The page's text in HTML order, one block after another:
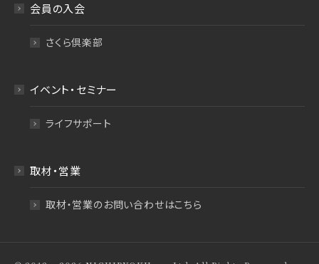
会員の入会
さくら倶楽部
イベント・セミナー
ライフサポート
取材・営業
取材・営業のお問い合わせはこちら